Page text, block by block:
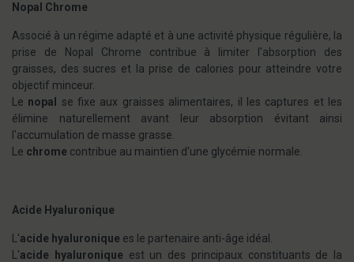
Nopal Chrome
Associé à un régime adapté et à une activité physique régulière, la
prise de Nopal Chrome contribue à limiter l'absorption des
graisses, des sucres et la prise de calories pour atteindre votre
objectif minceur.
Le nopal
se fixe aux graisses alimentaires, il les captures et les
élimine naturellement avant leur absorption évitant ainsi
l'accumulation de masse grasse.
Le chrome contribue au maintien d'une glycémie normale.
Acide Hyaluronique
L'acide hyaluronique es le partenaire anti-âge idéal.
L'acide hyaluroniqueest un des principaux constituants de la